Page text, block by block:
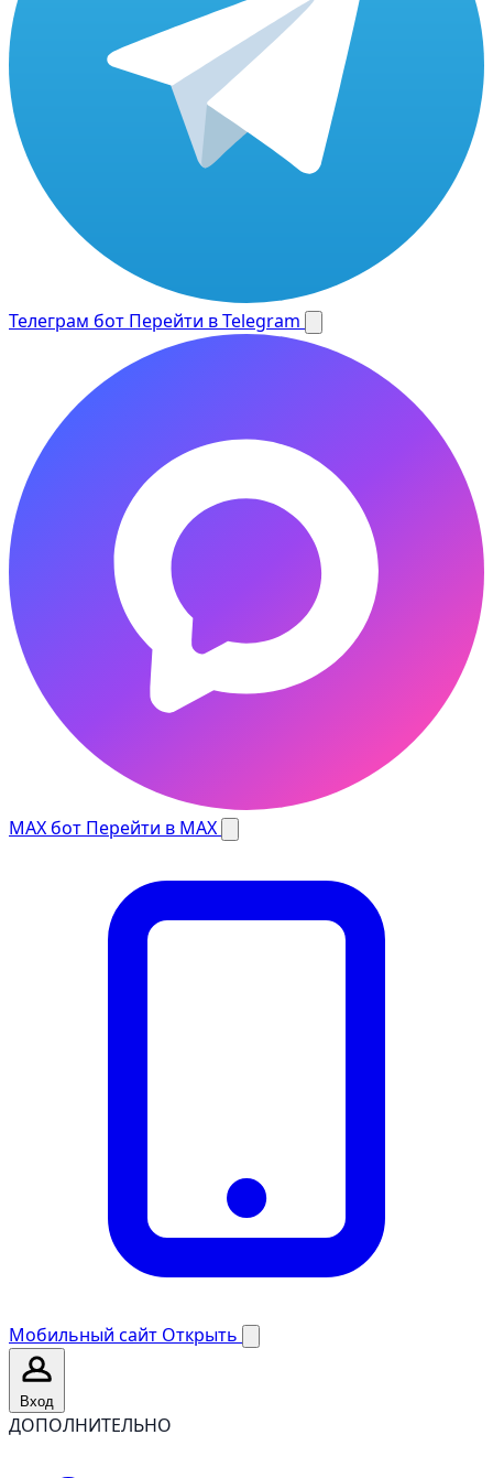
Телеграм бот Перейти в Telegram
MAX бот Перейти в MAX
Мобильный сайт Открыть
Вход
ДОПОЛНИТЕЛЬНО